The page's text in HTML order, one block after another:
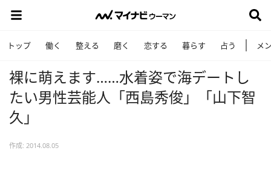
トップ 働く 整える 磨く 恋する 暮らす 占う メ
裸に萌えます……水着姿で海デートし
たい男性芸能人「西島秀俊」「山下智
久」
作成: 2014.08.05